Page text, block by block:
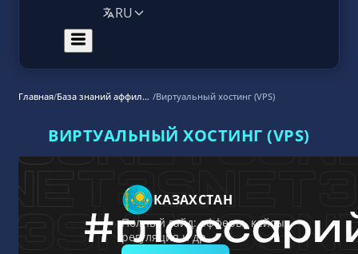
RU
Главная/База знаний аффилиат маркетинга /Виртуальный хостинг (VPS)
ВИРТУАЛЬНЫЙ ХОСТИНГ (VPS)
КАЗАХСТАН
Полный гайд: офферы, кейсы,
регуляция и др.